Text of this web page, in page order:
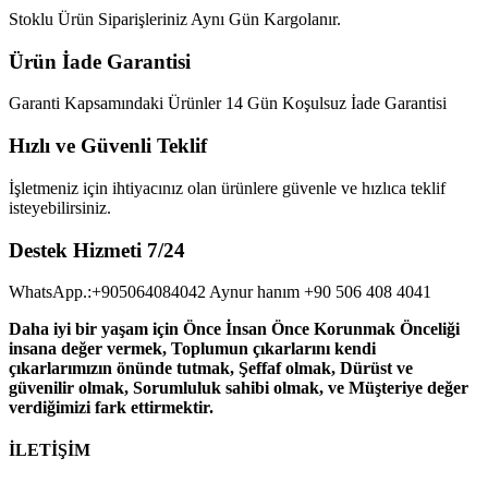
Stoklu Ürün Siparişleriniz Aynı Gün Kargolanır.
Ürün İade Garantisi
Garanti Kapsamındaki Ürünler 14 Gün Koşulsuz İade Garantisi
Hızlı ve Güvenli Teklif
İşletmeniz için ihtiyacınız olan ürünlere güvenle ve hızlıca teklif
isteyebilirsiniz.
Destek Hizmeti 7/24
WhatsApp.:+905064084042 Aynur hanım +90 506 408 4041
Daha iyi bir yaşam için Önce İnsan Önce Korunmak Önceliği
insana değer vermek, Toplumun çıkarlarını kendi
çıkarlarımızın önünde tutmak, Şeffaf olmak, Dürüst ve
güvenilir olmak, Sorumluluk sahibi olmak, ve Müşteriye değer
verdiğimizi fark ettirmektir.
İLETİŞİM